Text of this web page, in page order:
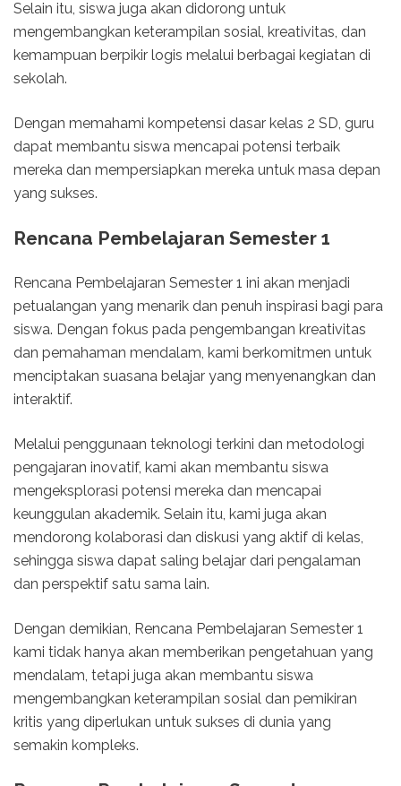
Selain itu, siswa juga akan didorong untuk
mengembangkan keterampilan sosial, kreativitas, dan
kemampuan berpikir logis melalui berbagai kegiatan di
sekolah.
Dengan memahami kompetensi dasar kelas 2 SD, guru
dapat membantu siswa mencapai potensi terbaik
mereka dan mempersiapkan mereka untuk masa depan
yang sukses.
Rencana Pembelajaran Semester 1
Rencana Pembelajaran Semester 1 ini akan menjadi
petualangan yang menarik dan penuh inspirasi bagi para
siswa. Dengan fokus pada pengembangan kreativitas
dan pemahaman mendalam, kami berkomitmen untuk
menciptakan suasana belajar yang menyenangkan dan
interaktif.
Melalui penggunaan teknologi terkini dan metodologi
pengajaran inovatif, kami akan membantu siswa
mengeksplorasi potensi mereka dan mencapai
keunggulan akademik. Selain itu, kami juga akan
mendorong kolaborasi dan diskusi yang aktif di kelas,
sehingga siswa dapat saling belajar dari pengalaman
dan perspektif satu sama lain.
Dengan demikian, Rencana Pembelajaran Semester 1
kami tidak hanya akan memberikan pengetahuan yang
mendalam, tetapi juga akan membantu siswa
mengembangkan keterampilan sosial dan pemikiran
kritis yang diperlukan untuk sukses di dunia yang
semakin kompleks.